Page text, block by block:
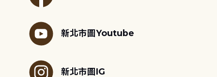
新北市圖Youtube
新北市圖IG